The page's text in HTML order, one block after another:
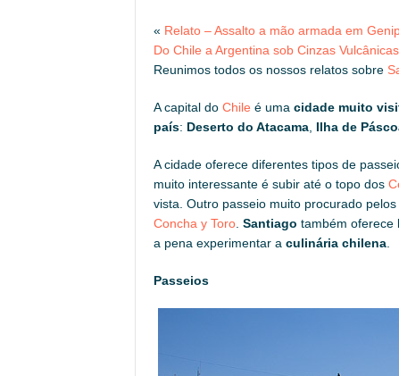
« Relato – Assalto a mão armada em
Do Chile a Argentina sob Cinzas Vulcânicas
Reunimos todos os nossos relatos sobre
A capital do Chile é uma cidade muito
país: Deserto do Atacama Ilha de
A cidade oferece diferentes tipos de
muito interessante é subir até o topo dos
vista. Outro passeio muito procurado
Concha y Toro Santiago também oferece
a pena experimentar a culinária chilena
Passeios